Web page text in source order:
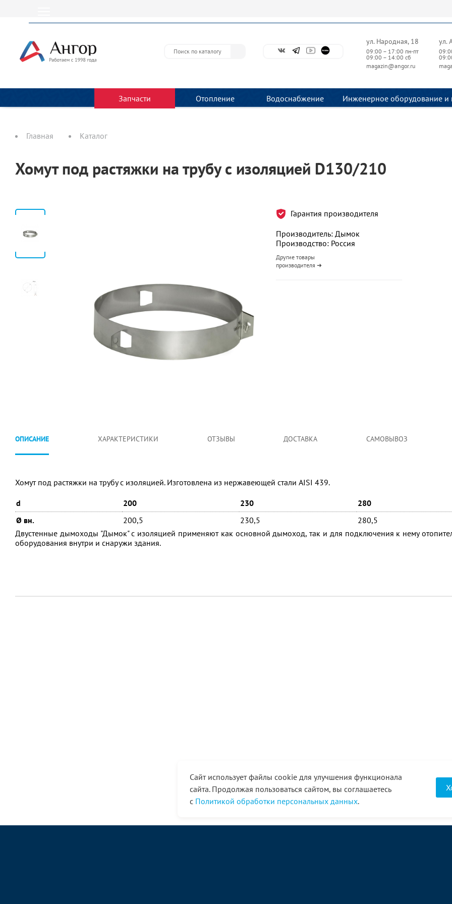
ул. Народная, 18
09:00 – 17:00 пн-пт
09:00 – 14:00 сб
magazin@angor.ru
ул.
Запчасти Отопление Водоснабжение Инженерное оборудование и
Главная Каталог
Хомут под растяжки на трубу с изоляцией D130/210
Гарантия производителя
Производитель: Дымок
Производство: Россия
Другие товары
производителя ➜
ОПИСАНИЕ ХАРАКТЕРИСТИКИ ОТЗЫВЫ ДОСТАВКА САМОВЫВОЗ
Хомут под растяжки на трубу с изоляцией. Изготовлена из нержавеющей стали AISI 439.
d 200 230
280
Ø вн.
200,5 230,5
280,5
Двустенные дымоходы "Дымок" с изоляцией применяют как основной дымоход, так и для подключения к нему
оборудования внутри и снаружи здания.
Сайт использует файлы cookie для улучшения функционала
сайта. Продолжая пользоваться сайтом, вы соглашаетесь
с Политикой обработки персональных данных.